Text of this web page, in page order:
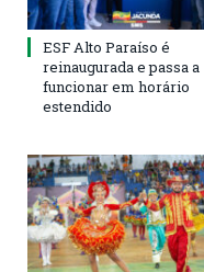
ESF Alto Paraíso é
reinaugurada e passa a
funcionar em horário
estendido